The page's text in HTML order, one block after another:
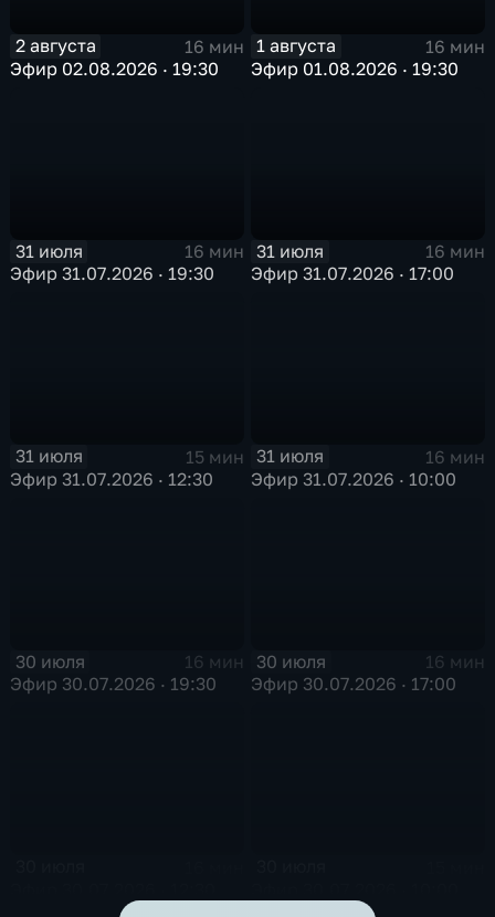
2 августа
16 мин
Эфир 02.08.2026 · 19:30
1 августа
16 мин
Эфир 01.08.2026 · 19:30
31 июля
16 мин
Эфир 31.07.2026 · 19:30
31 июля
16 мин
Эфир 31.07.2026 · 17:00
31 июля
15 мин
Эфир 31.07.2026 · 12:30
31 июля
16 мин
Эфир 31.07.2026 · 10:00
30 июля
16 мин
Эфир 30.07.2026 · 19:30
30 июля
16 мин
Эфир 30.07.2026 · 17:00